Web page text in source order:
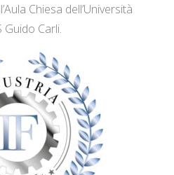
Chiesa dell’Università
Guido Carli.